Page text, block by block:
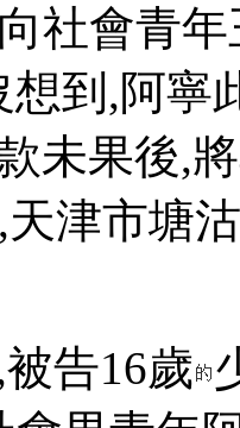
社會青
想到,阿寧
未果後,
天津市塘
告16歲